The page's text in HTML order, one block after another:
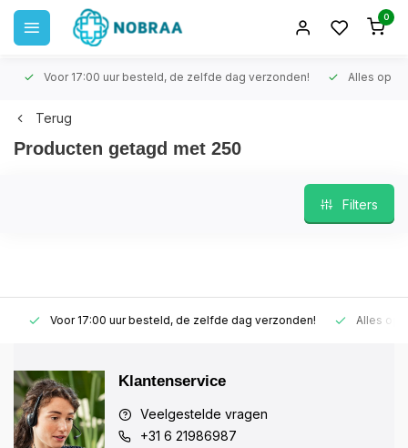
0
Voor 17:00 uur besteld, de zelfde dag verzonden! Alles op
Terug
Producten getagd met 250
Filters
Voor 17:00 uur besteld, de zelfde dag verzonden! Alles op
Klantenservice
Veelgestelde vragen
+31 6 21986987